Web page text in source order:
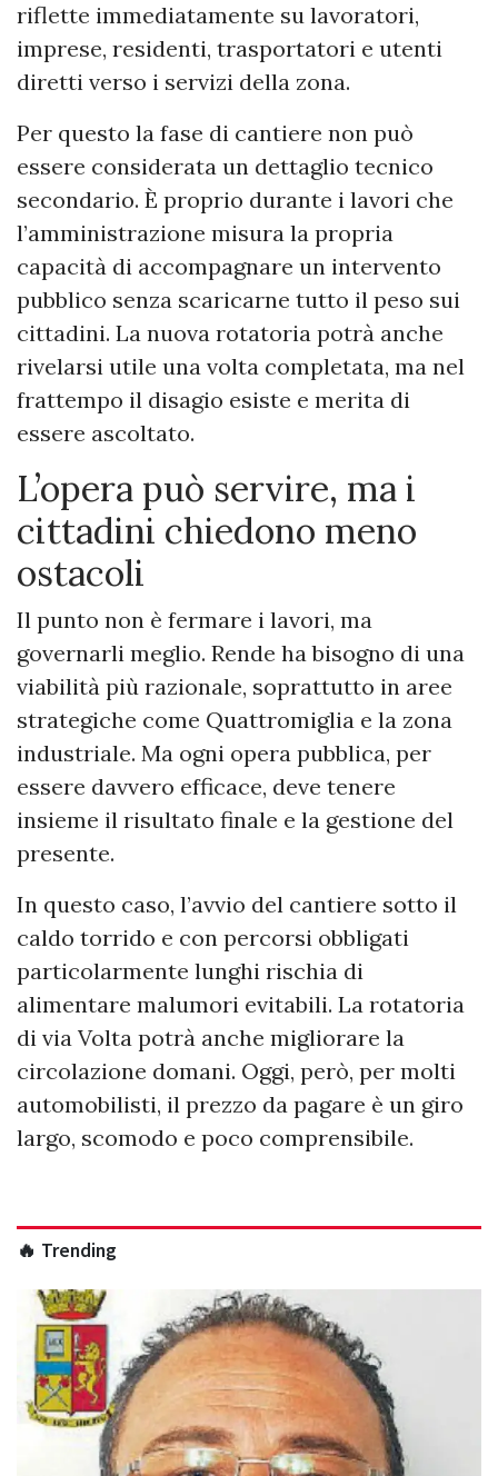
riflette immediatamente su lavoratori,
imprese, residenti, trasportatori e utenti
diretti verso i servizi della zona.
Per questo la fase di cantiere non può
essere considerata un dettaglio tecnico
secondario. È proprio durante i lavori che
l’amministrazione misura la propria
capacità di accompagnare un intervento
pubblico senza scaricarne tutto il peso sui
cittadini. La nuova rotatoria potrà anche
rivelarsi utile una volta completata, ma nel
frattempo il disagio esiste e merita di
essere ascoltato.
L’opera può servire, ma i
cittadini chiedono meno
ostacoli
Il punto non è fermare i lavori, ma
governarli meglio. Rende ha bisogno di una
viabilità più razionale, soprattutto in aree
strategiche come Quattromiglia e la zona
industriale. Ma ogni opera pubblica, per
essere davvero efficace, deve tenere
insieme il risultato finale e la gestione del
presente.
In questo caso, l’avvio del cantiere sotto il
caldo torrido e con percorsi obbligati
particolarmente lunghi rischia di
alimentare malumori evitabili. La rotatoria
di via Volta potrà anche migliorare la
circolazione domani. Oggi, però, per molti
automobilisti, il prezzo da pagare è un giro
largo, scomodo e poco comprensibile.
🔥 Trending